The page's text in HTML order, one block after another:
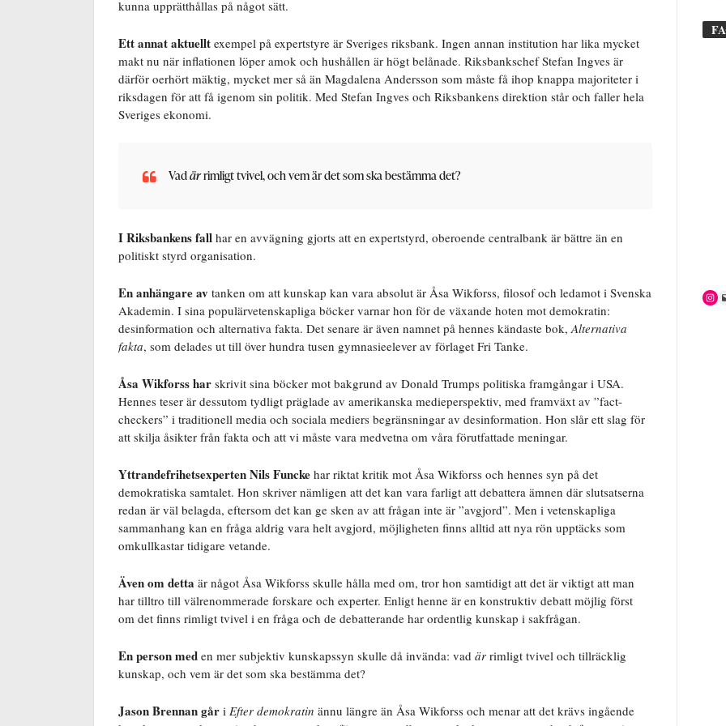
kunna upprätthållas på något sätt.
Ett annat aktuellt exempel på expertstyre är Sveriges riksbank. Ingen annan institution har lika mycket
makt nu när inflationen löper amok och hushållen är högt belånade. Riksbankschef Stefan Ingves är
därför oerhört mäktig, mycket mer så än Magdalena Andersson som måste få ihop knappa majoriteter i
riksdagen för att få igenom sin politik. Med Stefan Ingves och Riksbankens direktion står och faller hela
Sveriges ekonomi.
Vadärrimligt tvivel, och vem är det som ska bestämma det?
I Riksbankens fall har en avvägning gjorts att en expertstyrd, oberoende centralbank är bättre än en
politiskt styrd organisation.
En anhängare av tanken om att kunskap kan vara absolut är Åsa Wikforss, filosof och ledamot i Svenska
Akademin. I sina populärvetenskapliga böcker varnar hon för de växande hoten mot demokratin:
desinformation och alternativa fakta. Det senare är även namnet på hennes kändaste bok, Alternativa
fakta, som delades ut till över hundra tusen gymnasieelever av förlaget Fri Tanke.
Åsa Wikforss har skrivit sina böcker mot bakgrund av Donald Trumps politiska framgångar i USA.
Hennes teser är dessutom tydligt präglade av amerikanska medieperspektiv, med framväxt av ”fact-
checkers” i traditionell media och sociala mediers begränsningar av desinformation. Hon slår ett slag för
att skilja åsikter från fakta och att vi måste vara medvetna om våra förutfattade meningar.
Yttrandefrihetsexperten Nils Funcke har riktat kritik mot Åsa Wikforss och hennes syn på det
demokratiska samtalet. Hon skriver nämligen att det kan vara farligt att debattera ämnen där slutsatserna
redan är väl belagda, eftersom det kan ge sken av att frågan inte är ”avgjord”. Men i vetenskapliga
sammanhang kan en fråga aldrig vara helt avgjord, möjligheten finns alltid att nya rön upptäcks som
omkullkastar tidigare vetande.
Även om detta är något Åsa Wikforss skulle hålla med om, tror hon samtidigt att det är viktigt att man
har tilltro till välrenommerade forskare och experter. Enligt henne är en konstruktiv debatt möjlig först
om det finns rimligt tvivel i en fråga och de debatterande har ordentlig kunskap i sakfrågan.
En person med en mer subjektiv kunskapssyn skulle då invända: vad är rimligt tvivel och tillräcklig
kunskap, och vem är det som ska bestämma det?
Jason Brennan går i Efter demokratin ännu längre än Åsa Wikforss och menar att det krävs ingående